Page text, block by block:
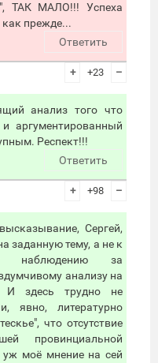
ТАК МАЛО!!! Успеха
как прежде...
Ответить
+ +23 –
анализ того что
аргументированный
Респект!!!
Ответить
+ +98 –
Сергей,
заданную тему, а не к
наблюдению за
анализу на
И здесь трудно не
явно, литературно
что отсутствие
провинциальной
уж моё мнение на сей